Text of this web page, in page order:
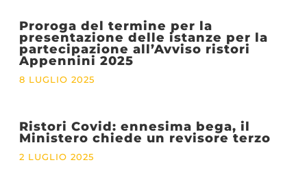
Proroga del termine per la
presentazione delle istanze per la
partecipazione all’Avviso ristori
Appennini 2025
8 LUGLIO 2025
Ristori Covid: ennesima bega, il
Ministero chiede un revisore terzo
2 LUGLIO 2025